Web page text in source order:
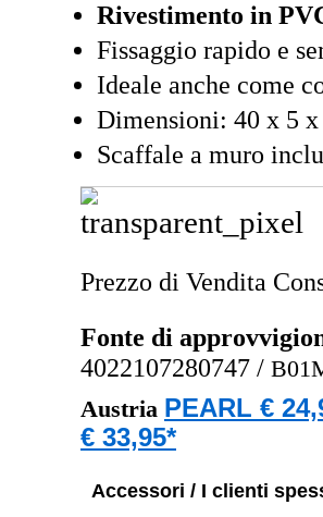
Rivestimento in
Fissaggio rapido e
Ideale anche come
Dimensioni: 40 x 5
Scaffale a muro
Prezzo di Vendita
Fonte di
4022107280747 /
Austria PEARL €
€ 33,95*
Accessori / I clienti